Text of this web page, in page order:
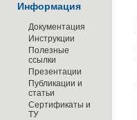
Информация
Документация
Инструкции
Полезные
ссылки
Презентации
Публикации и
статьи
Сертификаты и
ТУ